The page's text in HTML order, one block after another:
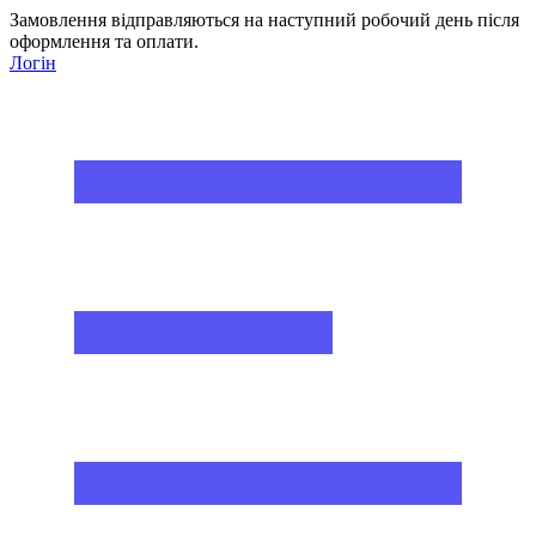
Замовлення відправляються на наступний робочий день після
оформлення та оплати.
Логін